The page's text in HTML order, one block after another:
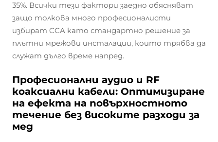
35%. Всички тези фактори заедно обясняват
защо толкова много професионалисти
избират CCA като стандартно решение за
плътни мрежови инсталации, които трябва да
служат дълго време напред.
Професионални аудио и RF
коаксиални кабели: Оптимизиране
на ефекта на повърхностното
течение без високите разходи за
мед